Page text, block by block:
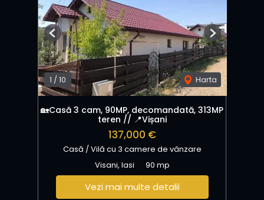
1 / 10 Harta
Previous Next
🏡Casă 3 cam, 90MP, decomandată, 313MP
teren // 📍Vișani
137,000 €
Casă / Vilă cu 3 camere de vânzare
Visani, Iasi
90 mp
Vezi mai multe detalii